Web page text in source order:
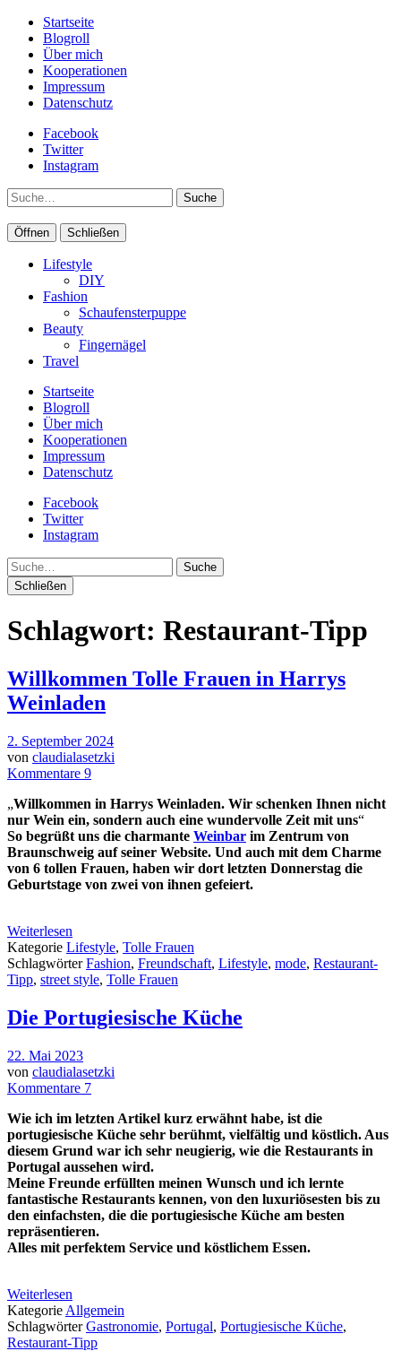
Startseite
Blogroll
Über mich
Kooperationen
Impressum
Datenschutz
Facebook
Twitter
Instagram
Suche
Öffnen Schließen
Lifestyle
DIY
Fashion
Schaufensterpuppe
Beauty
Fingernägel
Travel
Startseite
Blogroll
Über mich
Kooperationen
Impressum
Datenschutz
Facebook
Twitter
Instagram
Suche
Schließen
Schlagwort: Restaurant-Tipp
Willkommen Tolle Frauen in Harrys
Weinladen
2. September 2024
von claudialasetzki
Kommentare 9
„Willkommen in Harrys Weinladen. Wir schenken Ihnen nicht
nur Wein ein, sondern auch eine wundervolle Zeit mit uns“
So begrüßt uns die charmante Weinbar im Zentrum von
Braunschweig auf seiner Website. Und auch mit dem Charme
von 6 tollen Frauen, haben wir dort letzten Donnerstag die
Geburtstage von zwei von ihnen gefeiert.
Weiterlesen
Kategorie Lifestyle, Tolle Frauen
SchlagwörterFashion, Freundschaft, Lifestyle, mode, Restaurant-
Tipp, street style, Tolle Frauen
Die Portugiesische Küche
22. Mai 2023
von claudialasetzki
Kommentare 7
Wie ich im letzten Artikel kurz erwähnt habe, ist die
portugiesische Küche sehr berühmt, vielfältig und köstlich. Aus
diesem Grund war ich sehr neugierig, wie die Restaurants in
Portugal aussehen wird.
Meine Freunde erfüllten meinen Wunsch und ich lernte
fantastische Restaurants kennen, von den luxuriösesten bis zu
den einfachsten, die die portugiesische Küche am besten
repräsentieren.
Alles mit perfektem Service und köstlichem Essen.
Weiterlesen
Kategorie Allgemein
SchlagwörterGastronomie, Portugal, Portugiesische Küche,
Restaurant-Tipp